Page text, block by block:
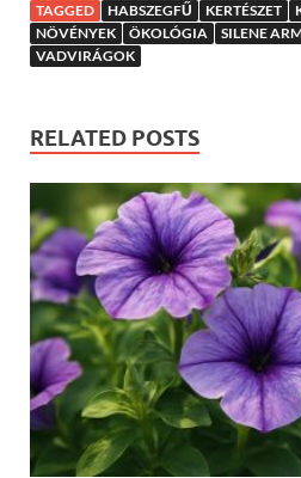
TAGGED HABSZEGFŰ KERTÉSZET
NÖVÉNYEK
ÖKOLÓGIA SILENE
VADVIRÁGOK
RELATED POSTS